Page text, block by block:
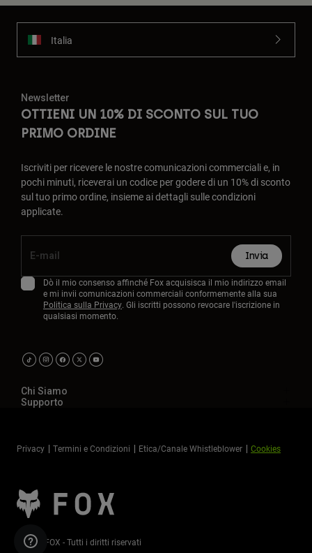
Italia
Newsletter
OTTIENI UN 10% DI SCONTO SUL TUO
PRIMO ORDINE
Iscriviti per ricevere le nostre comunicazioni commerciali e, in
pochi minuti, riceverai un codice per godere di un 10% di sconto
sul tuo primo ordine, insieme ai dettagli sulle condizioni
applicate.
Invia
Dò il mio consenso affinché Fox acquisisca il mio indirizzo email
e mi invii comunicazioni commerciali conformemente alla sua
Politica sulla Privacy. Gli iscritti possono revocare l'iscrizione in
qualsiasi momento.
Chi Siamo
Supporto
Privacy Termini e Condizioni Etica/Canale Whistleblower Cookies
©2026 FOX - Tutti i diritti riservati